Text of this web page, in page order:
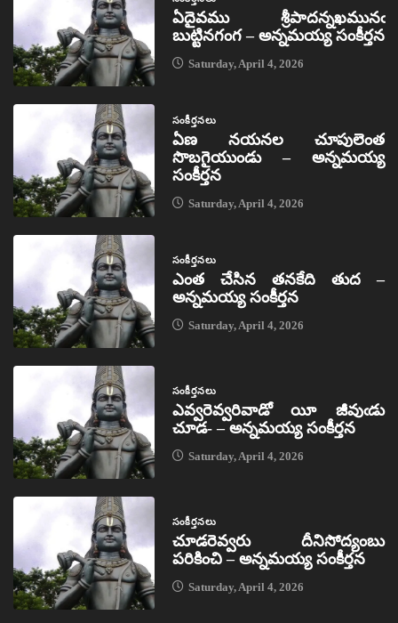
ఏదైవము శ్రీపాదన్నఖమునఁ
బుట్టినగంగ – అన్నమయ్య సంకీర్తన
Saturday, April 4, 2026
సంకీర్తనలు
ఏణ నయనల చూపులెంత
సొబగైయుండు – అన్నమయ్య
సంకీర్తన
Saturday, April 4, 2026
సంకీర్తనలు
ఎంత చేసిన తనకేది తుద –
అన్నమయ్య సంకీర్తన
Saturday, April 4, 2026
సంకీర్తనలు
ఎవ్వరెవ్వరివాడో యీ జీవుఁడు
చూడ- – అన్నమయ్య సంకీర్తన
Saturday, April 4, 2026
సంకీర్తనలు
చూడరెవ్వరు దీనిసోద్యంబు
పరికించి – అన్నమయ్య సంకీర్తన
Saturday, April 4, 2026